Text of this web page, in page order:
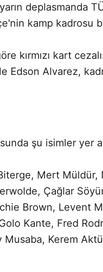
deplasmanda
kamp kadrosu
kırmızı kart
Edson Alvarez,
şu isimler yer
Mert Müldür,
Çağlar
Brown, Levent
Kante, Fred
Musaba, Kerem